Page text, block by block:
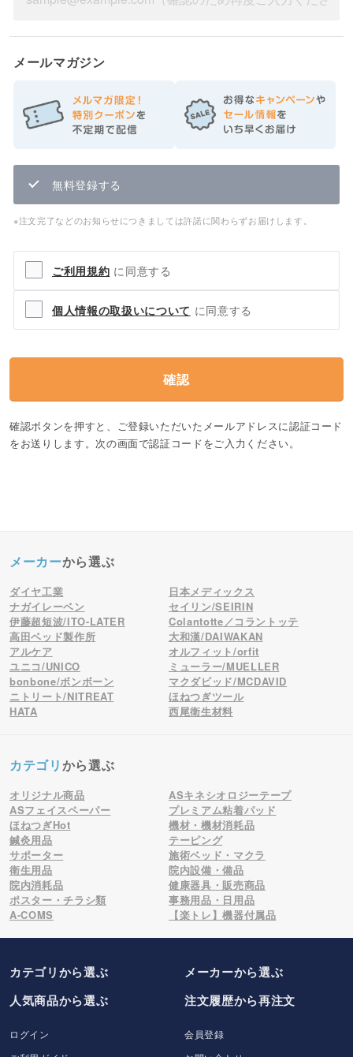
メールマガジン
無料登録する
※注文完了などのお知らせにつきましては許諾に関わらずお届けします。
ご利用規約 に同意する
個人情報の取扱いについて に同意する
確認
確認ボタンを押すと、ご登録いただいたメールアドレスに認証コード
をお送りします。 次の画面で認証コードをご入力ください。
メーカーから選ぶ
ダイヤ工業
日本メディックス
ナガイレーベン
セイリン/SEIRIN
伊藤超短波/ITO-LATER
Colantotte／コラントッテ
高田ベッド製作所
大和漢/DAIWAKAN
アルケア
オルフィット/orfit
ユニコ/UNICO
ミューラー/MUELLER
bonbone/ボンボーン
マクダビッド/MCDAVID
ニトリート/NITREAT
ほねつぎツール
HATA
西尾衛生材料
カテゴリから選ぶ
オリジナル商品
ASキネシオロジーテープ
ASフェイスペーパー
プレミアム粘着パッド
ほねつぎHot
機材・機材消耗品
鍼灸用品
テーピング
サポーター
施術ベッド・マクラ
衛生用品
院内設備・備品
院内消耗品
健康器具・販売商品
ポスター・チラシ類
事務用品・日用品
A-COMS
【楽トレ】機器付属品
カテゴリから選ぶ メーカーから選ぶ
人気商品から選ぶ
注文履歴から再注文
ログイン
会員登録